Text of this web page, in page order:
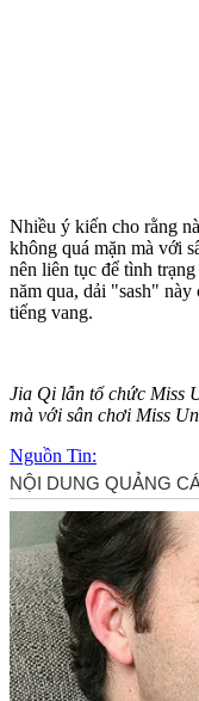
Nhiều ý kiến cho rằng
không quá mặn mà với
nên liên tục để tình
năm qua, dải "sash"
tiếng vang.
Jia Qi lẫn tổ chức Miss
mà với sân chơi Miss
Nguồn Tin: